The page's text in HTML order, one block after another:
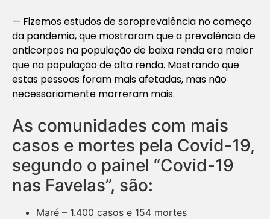
— Fizemos estudos de soroprevalência no começo
da pandemia, que mostraram que a prevalência de
anticorpos na população de baixa renda era maior
que na população de alta renda. Mostrando que
estas pessoas foram mais afetadas, mas não
necessariamente morreram mais.
As comunidades com mais
casos e mortes pela Covid-19,
segundo o painel “Covid-19
nas Favelas”, são:
Maré – 1.400 casos e 154 mortes